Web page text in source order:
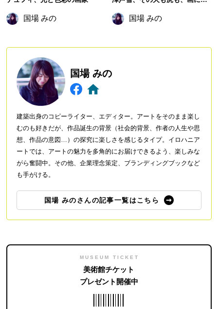
国場 みの 国場 みの
国場 みの
建築出身のコピーライター、エディター。アートをそのまま楽し
むのも好きだが、作品誕生の背景（社会的背景、作者の人生や思
想、作品の意図…）の探究に楽しさを感じるタイプ。イロハニア
ートでは、アートの魅力を多角的にお届けできるよう、楽しみな
がら奮闘中。その他、企業理念策定、ブランディングブックなど
も手がける。
国場 みのさんの記事一覧はこちら
MUSEUM TICKET
美術館チケット
プレゼント開催中